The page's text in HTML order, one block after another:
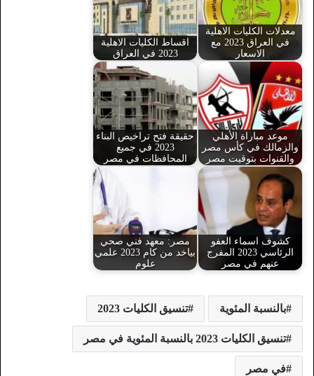
معدلات الكليات الاهلية
في العراق 2023 مع
الاسعار
اقساط الكليات الاهلية
2023 في العراق
موعد مباراة الأهلي
والزمالك في كأس مصر
والقنوات بتوقيت مصر
حقيقة فتح تراخيص البناء
2023 في جميع
المحافظات في مصر
كشوف اسماء العفو
الرئاسي 2023 المفرج
عنهم في مصر
مصر: معهد فني صحي
بياخد من كام 2023 علمي
علوم
بالنسبة المئوية تنسيق الكليات 2023
تنسيق الكليات 2023 بالنسبة المئوية في مصر
في مصر